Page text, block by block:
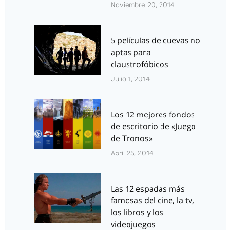
Noviembre 20, 2014
5 películas de cuevas no
aptas para
claustrofóbicos
Julio 1, 2014
Los 12 mejores fondos
de escritorio de «Juego
de Tronos»
Abril 25, 2014
Las 12 espadas más
famosas del cine, la tv,
los libros y los
videojuegos